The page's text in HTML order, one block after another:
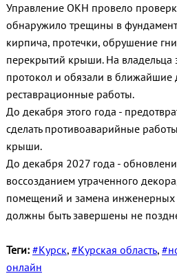
Управление ОКН провело
обнаружило трещины в
кирпича, протечки, обрушение
перекрытий крыши. На владельца
протокол и обязали в ближайшие
реставрационные работы.
До декабря этого года -
сделать противоаварийные
крыши.
До декабря 2027 года -
воссозданием утраченного
помещений и замена инженерных
должны быть завершены не
Теги: #Курск, #Курская область,
онлайн